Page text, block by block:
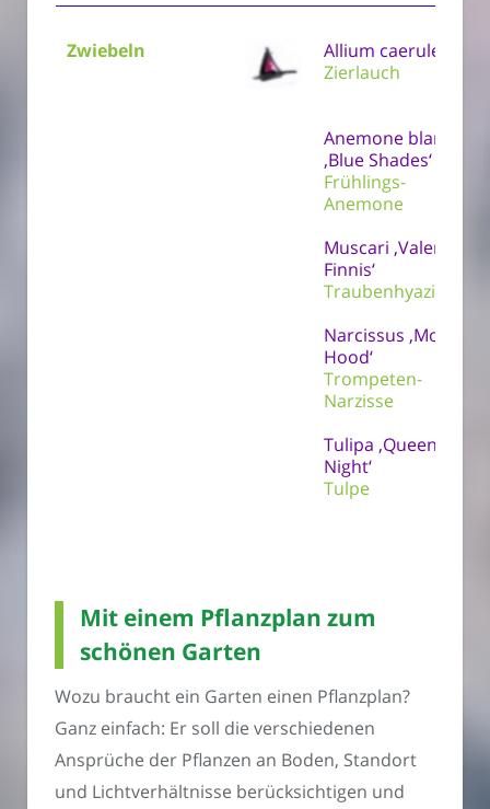
Zwiebeln
Allium caeruleum
Zierlauch
Anemone blanda
‚Blue Shades‘
Frühlings-
Anemone
Muscari ‚Valerie
Finnis‘
Traubenhyazinthe
Narcissus ‚Mount
Hood‘
Trompeten-
Narzisse
Tulipa ‚Queen of
Night‘
Tulpe
Mit einem Pflanzplan zum
schönen Garten
Wozu braucht ein Garten einen Pflanzplan?
Ganz einfach: Er soll die verschiedenen
Ansprüche der Pflanzen an Boden, Standort
und Lichtverhältnisse berücksichtigen und